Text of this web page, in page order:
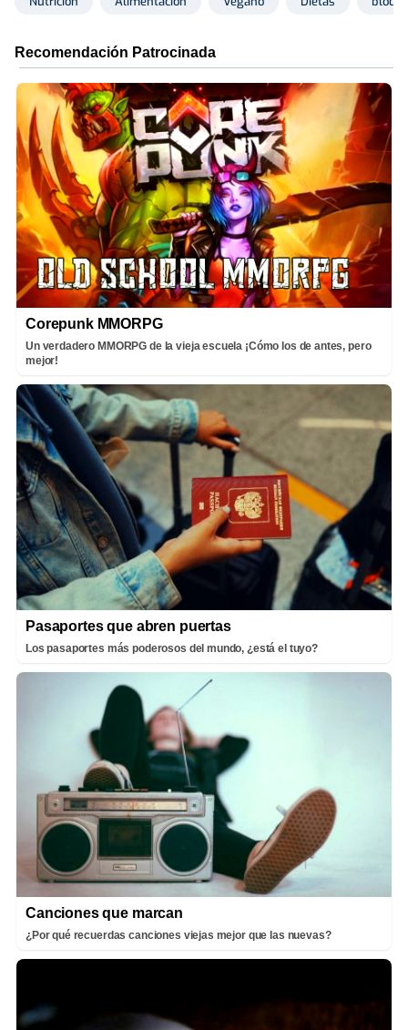
Corepunk MMORPG
Un verdadero MMORPG de la vieja escuela ¡Cómo los de antes, pero
mejor!
Pasaportes que abren puertas
Los pasaportes más poderosos del mundo, ¿está el tuyo?
Canciones que marcan
¿Por qué recuerdas canciones viejas mejor que las nuevas?